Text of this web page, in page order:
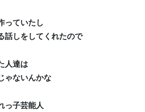
っていたし
話しをしてくれたので
人達は
ゃないんかな
っ子芸能人